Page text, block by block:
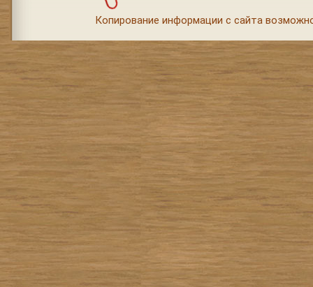
Копирование информации с сайта